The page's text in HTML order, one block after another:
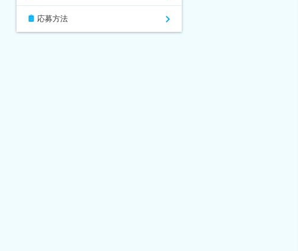
応募方法